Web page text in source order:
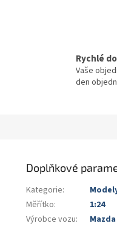
Rychlé
Vaše
den
Doplňkové
Kategorie:
Měřítko:
1:24
Výrobce vozu:
Mazda